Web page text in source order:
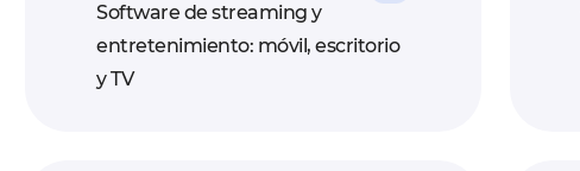
Software de streaming y
entretenimiento: móvil, escritorio
y TV